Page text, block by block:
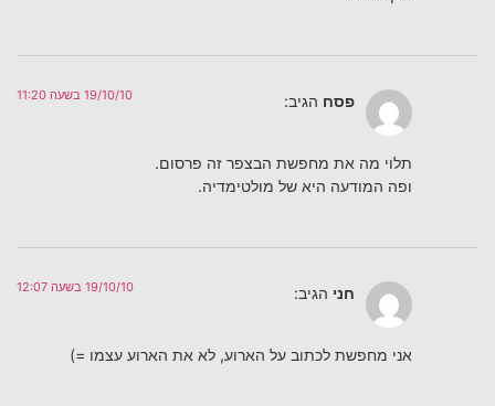
פסח הגיב: 19/10/10 בשעה 11:20
תלוי מה את מחפשת הבצפר זה פרסום.
ופה המודעה היא של מולטימדיה.
חני הגיב: 19/10/10 בשעה 12:07
אני מחפשת לכתוב על הארוע, לא את הארוע עצמו =)